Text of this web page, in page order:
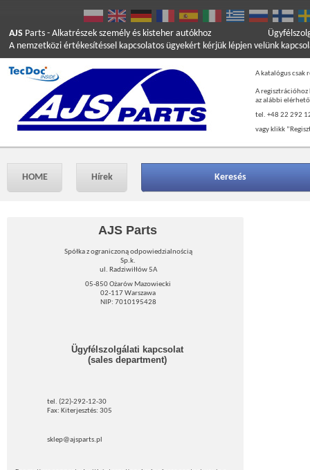
AJS Parts - Alkatrészek személy és kisteher autókhoz
A nemzetközi értékesítéssel kapcsolatos ügyekért kérjük lépjen velünk
A katalógus csak
A regisztrációhoz
az alábbi
tel. +48 22 292
vagy klikk
HOME Hírek Keresés
AJS Parts
Spółka z ograniczoną odpowiedzialnością
Sp.k.
ul. Radziwiłłów 5A
05-850 Ożarów Mazowiecki
02-117 Warszawa
NIP: 7010195428
Ügyfélszolgálati kapcsolat
(sales department)
tel. (22)-292-12-30
Fax: Kiterjesztés: 305
sklep@ajsparts.pl